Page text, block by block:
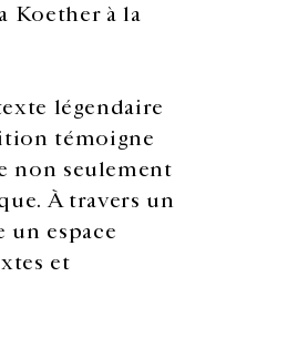
Koether à la
légendaire
témoigne
non seulement
À travers un
espace
et